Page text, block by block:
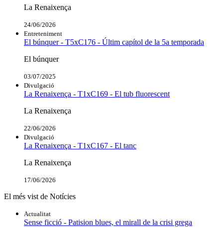
La Renaixença
24/06/2026
Entreteniment
El búnquer - T5xC176 - Últim capítol de la 5a temporada
El búnquer
03/07/2025
Divulgació
La Renaixença - T1xC169 - El tub fluorescent
La Renaixença
22/06/2026
Divulgació
La Renaixença - T1xC167 - El tanc
La Renaixença
17/06/2026
El més vist de Notícies
Actualitat
Sense ficció - Patision blues, el mirall de la crisi grega